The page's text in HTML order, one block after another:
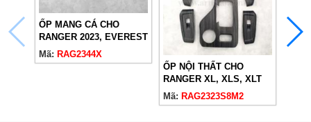
ỐP MANG CÁ CHO
RANGER 2023, EVEREST
2023
Mã: RAG2344X
ỐP NỘI THẤT CHO
RANGER XL, XLS, XLT
2023 VÂN ĐÁ NHÁM
Mã: RAG2323S8M2
NỘI